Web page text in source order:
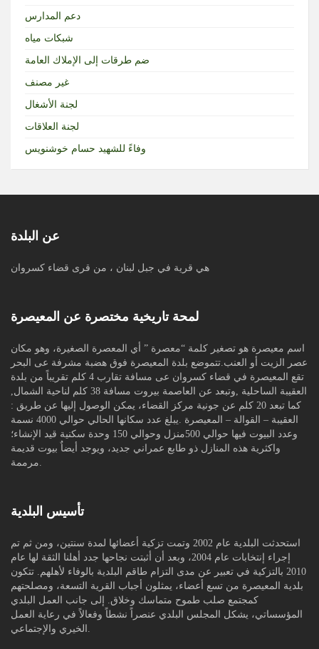
دعم المدارس
شبكات مياه
ضم طرقات إلى الإملاك العامة
غير مصنف
لجنة الأشغال
لجنة العلاقات
وفاءً للشهيد حسام خوشنويس
عن البلدة
هي قرية في جبل لبنان ، من قرى قضاء كسروان
لمحة تاريخية مختصرة عن المعيصرة
اسم معيصرة هو تصغير كلمة “معصرة ” أي المعصرة الصغيرة، وهو مكان
عصر الزيت أو العنب.تتموضع بلدة المعيصرة فوق هضبة مشرفة عى البحر
تقع المعيصرة في قضاء كسروان عى مسافة تقارب 4 كلم تقريباً من بلدة
العقيبة الساحلية ,وتبعد عن العاصمة بيروت مسافة 38 كلم لناحية الشمال,
كما تبعد 20 كلم عن جونية مركز القضاء، يمكن الوصول إليها عن طريق :
العقيبة – القوالة – المعيصرة .يبلغ عدد سكانها الحالي حوالي 4000 نسمة
وعدد البيوت فيها حوالي 500منزل وحوالي 150 وحدة سكنية قيد الإنشاء؛
واكثرية هذه المنازل ذو طابع عمراني جديد، ويوجد أيضاٌ بيوت قديمة
تأسيس البلدية
استحدثت البلدية عام 2002 وتمت تزكية أعضائها لمدة سنتين، ومن ثم تم
إجراء إنتخابات عام 2004، وبعد أن أثبتت نجاحها جدد أهلنا الثقة لها عام
2010 بالتزكية في تعبير عن مدى التزام طاقم البلدية بالوفاء لأهلهم. تتكون
بلدية المعيصرة من تسع أعضاء، يمثلون أجباب القرية التسعة، ومصلحتهم
كمجتمع صلب طموح متماسك وخلاق. إلى جانب العمل البلدي
المؤسساتي، يشكل المجلس البلدي عنصراً نشطاً وفعالاً في رعاية العمل